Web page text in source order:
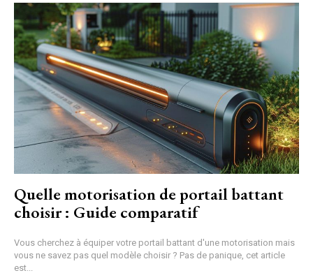
Quelle motorisation de portail battant
choisir : Guide comparatif
Vous cherchez à équiper votre portail battant d'une motorisation mais
vous ne savez pas quel modèle choisir ? Pas de panique, cet article
est...